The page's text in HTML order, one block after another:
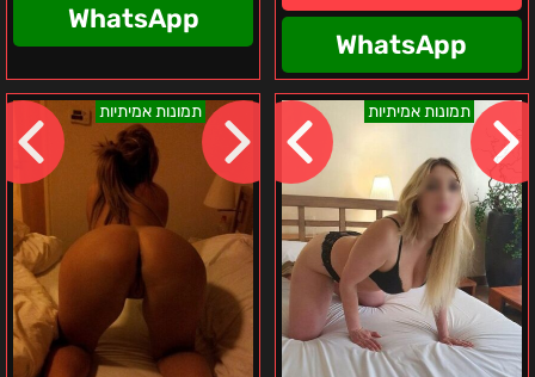
WhatsApp
WhatsApp
תמונות אמיתיות
אזור
חיפה
נסיה
–
רוסיה
בת
20
תמונות אמיתיות
מריה
קריות
והסביבה